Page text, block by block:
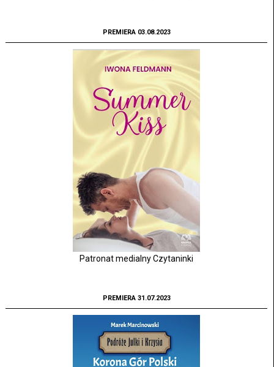
PREMIERA 03.08.2023
Patronat medialny Czytaninki
PREMIERA 31.07.2023